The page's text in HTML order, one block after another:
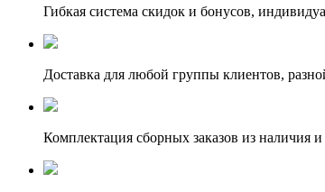
Гибкая система скидок и бонусов,
Доставка для любой группы клиентов,
Комплектация сборных заказов из наличия и